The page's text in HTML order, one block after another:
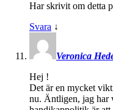
Har skrivit om detta
Svara ↓
Veronica
Hej !
Det är en mycket
nu. Äntligen, jag har